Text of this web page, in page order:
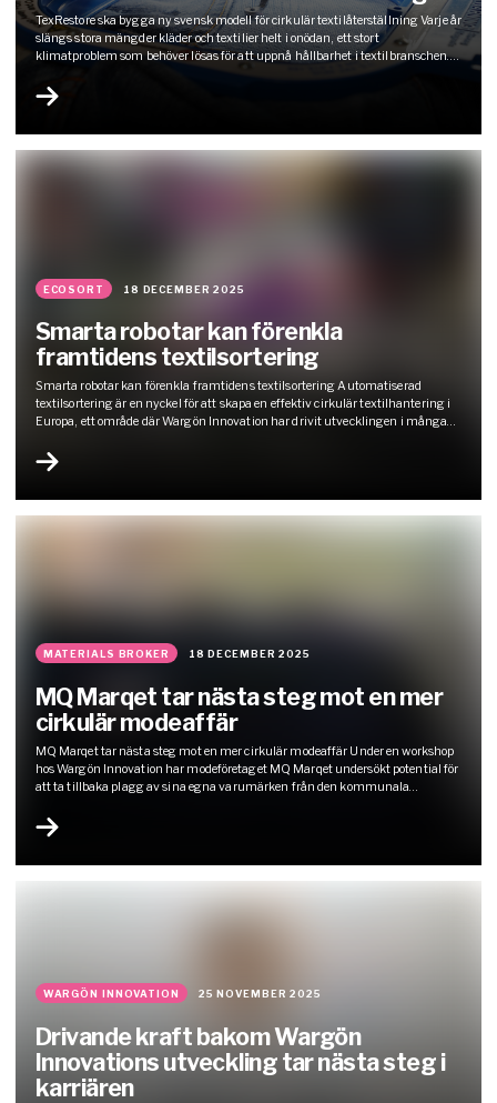
TexRestore ska bygga ny svensk modell för cirkulär textilåterställning Varje år
slängs stora mängder kläder och textilier helt i onödan, ett stort
klimatproblem som behöver lösas för att uppnå hållbarhet i textilbranschen.
Med projektet TexRestore vill svenska aktörer visa vägen mot en mer cirkulär
textilindustri. Genom smart teknik, digitala lösningar och gemensamma
återställningshubbar ska projektet…
ECOSORT 18 DECEMBER 2025
Smarta robotar kan förenkla
framtidens textilsortering
Smarta robotar kan förenkla framtidens textilsortering Automatiserad
textilsortering är en nyckel för att skapa en effektiv cirkulär textilhantering i
Europa, ett område där Wargön Innovation har drivit utvecklingen i många
projektet EcoSort, där vi utvecklar industrirobotik för försortering av insamlad
textil.…
MATERIALS BROKER 18 DECEMBER 2025
MQ Marqet tar nästa steg mot en mer
cirkulär modeaffär
MQ Marqet tar nästa steg mot en mer cirkulär modeaffär Under en workshop
hos Wargön Innovation har modeföretaget MQ Marqet undersökt potential för
att ta tillbaka plagg av sina egna varumärken från den kommunala
öppnas möjligheter att ta emot fler plagg och…
WARGÖN INNOVATION 25 NOVEMBER 2025
Drivande kraft bakom Wargön
Innovations utveckling​ tar nästa steg i
karriären